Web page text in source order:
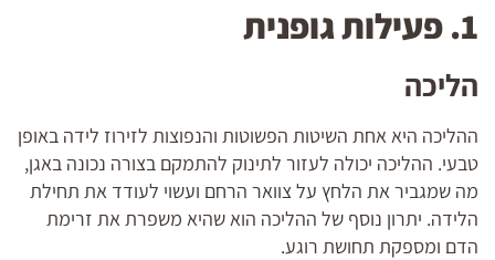
1. פעילות גופנית
הליכה
ההליכה היא אחת השיטות הפשוטות והנפוצות לזירוז לידה באופן
טבעי. ההליכה יכולה לעזור לתינוק להתמקם בצורה נכונה באגן,
מה שמגביר את הלחץ על צוואר הרחם ועשוי לעודד את תחילת
הלידה. יתרון נוסף של ההליכה הוא שהיא משפרת את זרימת
הדם ומספקת תחושת רוגע.